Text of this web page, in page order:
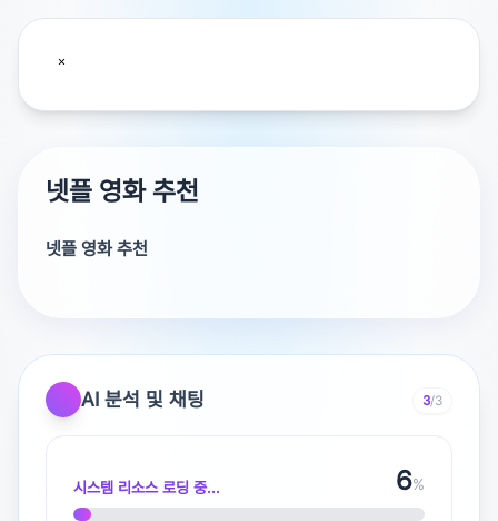
넷플 영화 추천
넷플 영화 추천
AI 분석 및 채팅 3/3
시스템 리소스 로딩 중... 6%